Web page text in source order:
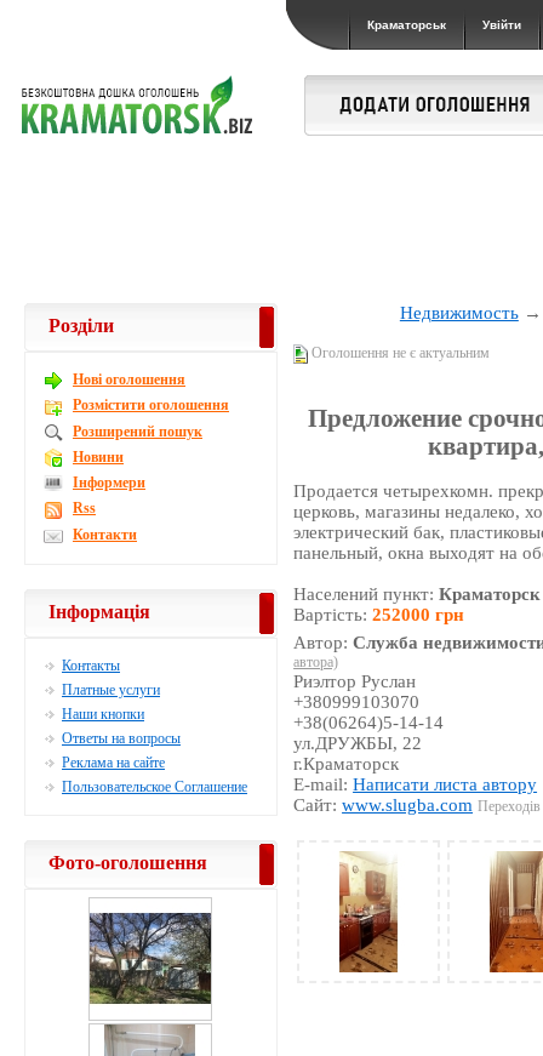
Краматорськ Увійти
Недвижимость
Оголошення не є актуальним
Предложение
Продается четырехкомн.
церковь, магазины недалеко,
электрический бак,
панельный, окна выходят на
Населений пункт:Краматорск
Вартість:252000 грн
Автор:Служба
автора)
Риэлтор Руслан
+380999103070
+38(06264)5-14-14
ул.ДРУЖБЫ, 22
г.Краматорск
E-mail:Написати листа автору
Сайт:www.slugba.com
Розділи
Новi оголошення
Розмістити оголошення
Розширений пошук
Новини
Інформери
Rss
Контакти
Інформація
Контакты
Платные услуги
Наши кнопки
Ответы на вопросы
Реклама на сайте
Пользовательское Соглашение
Фото-оголошення